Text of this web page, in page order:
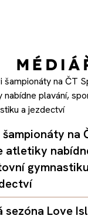
na
atletiky
gymnastiku
sezóna Love